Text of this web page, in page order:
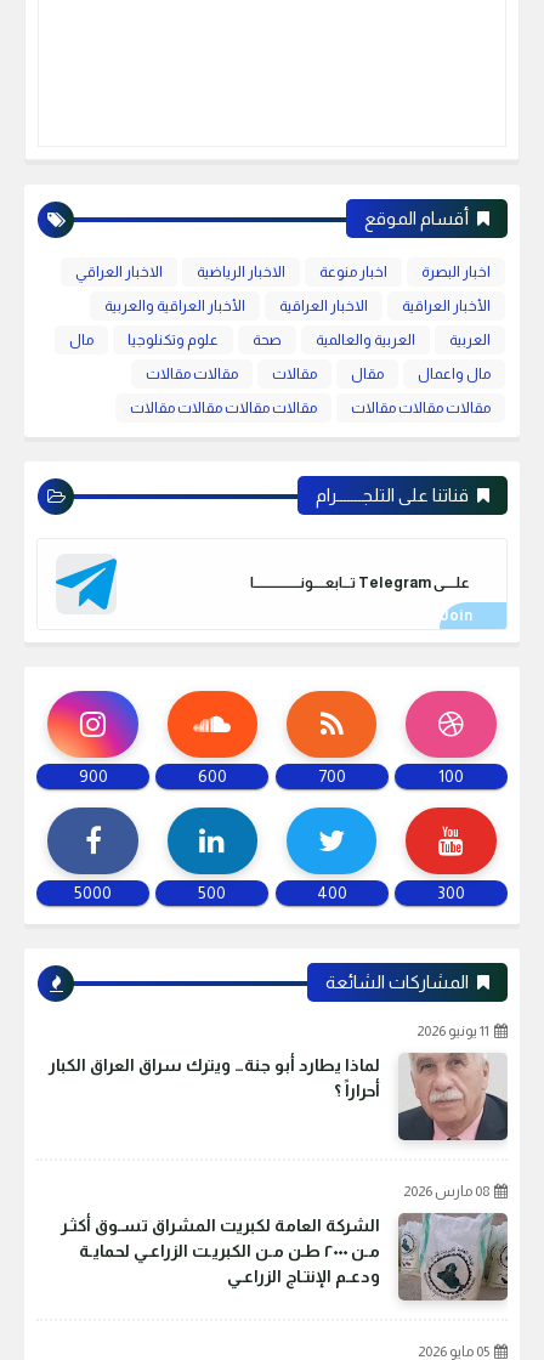
أقسام الموقع
اخبار البصرة اخبار منوعة الاخبار الرياضية
الاخبار العراقي
الأخبار العراقية
الاخبار العراقية
الأخبار العراقية والعربية
العربية
العربية والعالمية صحة علوم وتكنلوجيا
مال
مال واعمال
مقال مقالات
مقالات مقالات
مقالات مقالات مقالات
مقالات مقالات مقالات مقالات
قناتنا على التلجـــــــرام
علـــــى Telegram تـــابعـــــونـــــــــــــــــــا
100
700
600
900
300
400
500
5000
المشاركات الشائعة
11 يونيو 2026
لماذا يطارد أبو جنة… ويترك سراق العراق الكبار
أحراراً ؟
08 مارس 2026
الشركة العامة لكبريت المشراق تسـوق أكثـر
مـن ٢٠٠٠ طـن مـن الكبريـت الزراعـي لحمايـة
ودعـم الإنتـاج الزراعـي
05 مايو 2026